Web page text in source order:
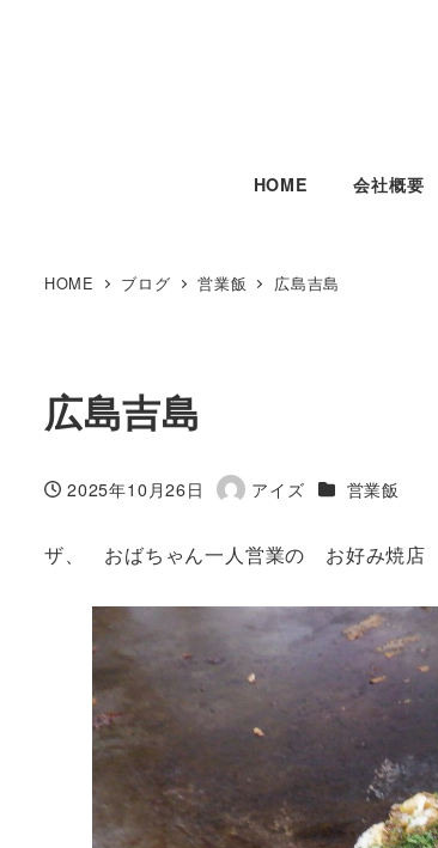
HOME 会社概要
HOME ブログ 営業飯 広島吉島
広島吉島
投稿日
2025年10月26日
著
アイズ カテゴリー
営業飯
ザ、 おばちゃん一人営業の お好み焼店